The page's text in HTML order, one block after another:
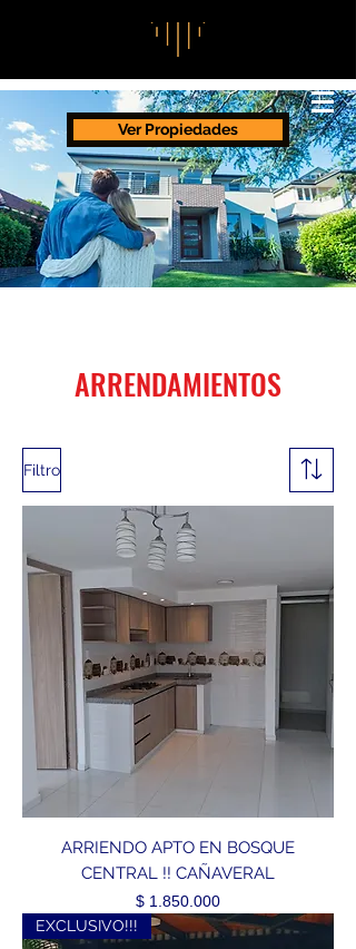
Ver Propiedades
ARRENDAMIENTOS
Filtro
ARRIENDO APTO EN BOSQUE
CENTRAL !! CAÑAVERAL
Precio
$ 1.850.000
EXCLUSIVO!!!